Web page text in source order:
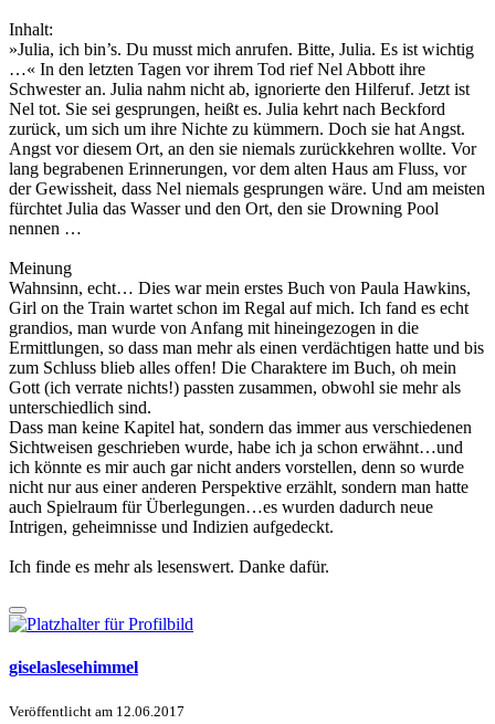
Inhalt:
»Julia, ich bin’s. Du musst mich anrufen. Bitte, Julia. Es ist wichtig
…« In den letzten Tagen vor ihrem Tod rief Nel Abbott ihre
Schwester an. Julia nahm nicht ab, ignorierte den Hilferuf. Jetzt ist
Nel tot. Sie sei gesprungen, heißt es. Julia kehrt nach Beckford
zurück, um sich um ihre Nichte zu kümmern. Doch sie hat Angst.
Angst vor diesem Ort, an den sie niemals zurückkehren wollte. Vor
lang begrabenen Erinnerungen, vor dem alten Haus am Fluss, vor
der Gewissheit, dass Nel niemals gesprungen wäre. Und am meisten
fürchtet Julia das Wasser und den Ort, den sie Drowning Pool
nennen …
Meinung
Wahnsinn, echt… Dies war mein erstes Buch von Paula Hawkins,
Girl on the Train wartet schon im Regal auf mich. Ich fand es echt
grandios, man wurde von Anfang mit hineingezogen in die
Ermittlungen, so dass man mehr als einen verdächtigen hatte und bis
zum Schluss blieb alles offen! Die Charaktere im Buch, oh mein
Gott (ich verrate nichts!) passten zusammen, obwohl sie mehr als
unterschiedlich sind.
Dass man keine Kapitel hat, sondern das immer aus verschiedenen
Sichtweisen geschrieben wurde, habe ich ja schon erwähnt…und
ich könnte es mir auch gar nicht anders vorstellen, denn so wurde
nicht nur aus einer anderen Perspektive erzählt, sondern man hatte
auch Spielraum für Überlegungen…es wurden dadurch neue
Intrigen, geheimnisse und Indizien aufgedeckt.
Ich finde es mehr als lesenswert. Danke dafür.
giselaslesehimmel
Veröffentlicht am 12.06.2017